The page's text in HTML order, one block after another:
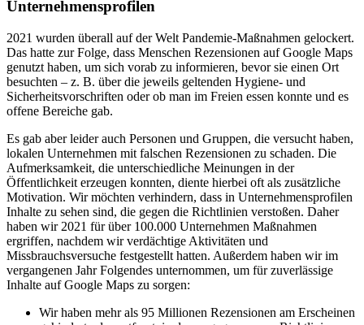
Unternehmensprofilen
2021 wurden überall auf der Welt Pandemie-Maßnahmen gelockert.
Das hatte zur Folge, dass Menschen Rezensionen auf Google Maps
genutzt haben, um sich vorab zu informieren, bevor sie einen Ort
besuchten – z. B. über die jeweils geltenden Hygiene- und
Sicherheitsvorschriften oder ob man im Freien essen konnte und es
offene Bereiche gab.
Es gab aber leider auch Personen und Gruppen, die versucht haben,
lokalen Unternehmen mit falschen Rezensionen zu schaden. Die
Aufmerksamkeit, die unterschiedliche Meinungen in der
Öffentlichkeit erzeugen konnten, diente hierbei oft als zusätzliche
Motivation. Wir möchten verhindern, dass in Unternehmensprofilen
Inhalte zu sehen sind, die gegen die Richtlinien verstoßen. Daher
haben wir 2021 für über 100.000 Unternehmen Maßnahmen
ergriffen, nachdem wir verdächtige Aktivitäten und
Missbrauchsversuche festgestellt hatten. Außerdem haben wir im
vergangenen Jahr Folgendes unternommen, um für zuverlässige
Inhalte auf Google Maps zu sorgen:
Wir haben mehr als 95 Millionen Rezensionen am Erscheinen